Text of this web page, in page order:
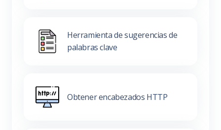
Herramienta de sugerencias de
palabras clave
Obtener encabezados HTTP